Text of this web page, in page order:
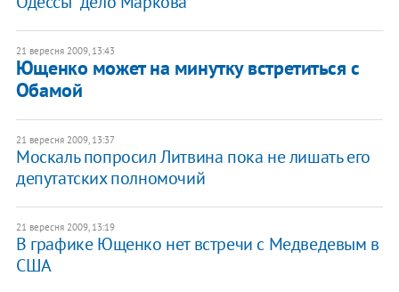
21 вересня 2009, 13:43
Ющенко может на минутку встретиться с
Обамой
21 вересня 2009, 13:37
Москаль попросил Литвина пока не лишать его
депутатских полномочий
21 вересня 2009, 13:19
В графике Ющенко нет встречи с Медведевым в
США